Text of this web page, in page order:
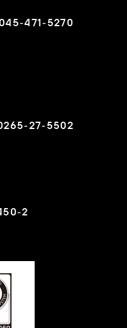
471-5270
27-5502
2